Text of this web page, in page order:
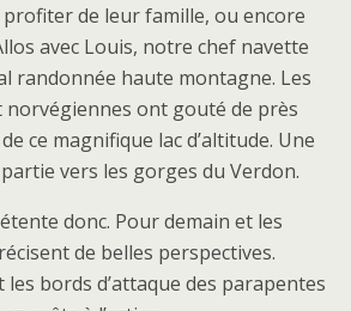
de leur famille, ou encore
avec Louis, notre chef navette
randonnée haute montagne. Les
norvégiennes ont gouté de près
ce magnifique lac d’altitude. Une
vers les gorges du Verdon.
donc. Pour demain et les
de belles perspectives.
les bords d’attaque des parapentes